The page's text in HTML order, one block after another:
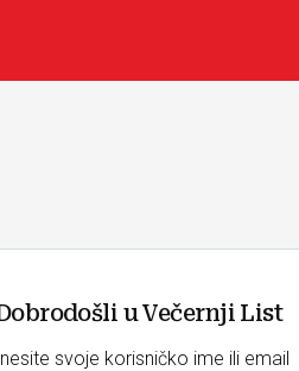
u Večernji List
svoje korisničko ime ili email